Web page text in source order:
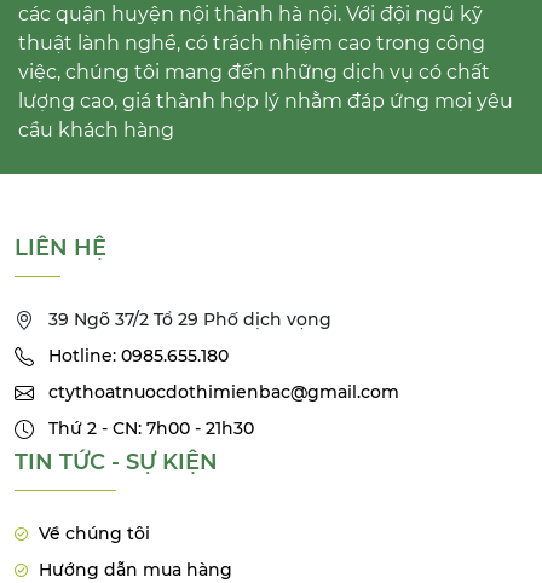
các quận huyện nội thành hà nội. Với đội ngũ kỹ
thuật lành nghề, có trách nhiệm cao trong công
việc, chúng tôi mang đến những dịch vụ có chất
lượng cao, giá thành hợp lý nhằm đáp ứng mọi yêu
cầu khách hàng
LIÊN HỆ
39 Ngõ 37/2 Tổ 29 Phố dịch vọng
Hotline: 0985.655.180
ctythoatnuocdothimienbac@gmail.com
Thứ 2 - CN: 7h00 - 21h30
TIN TỨC - SỰ KIỆN
Về chúng tôi
Hướng dẫn mua hàng